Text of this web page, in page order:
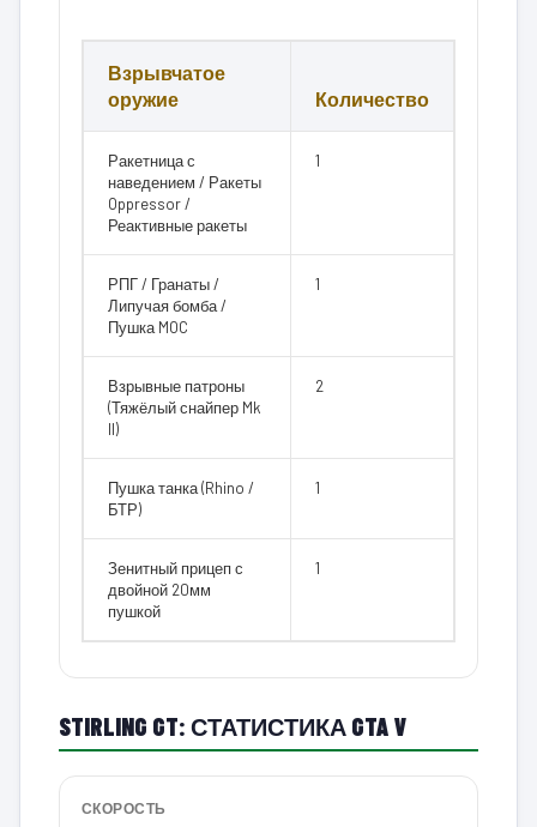
Взрывчатое
оружие
Количество
Ракетница с
наведением / Ракеты
Oppressor /
Реактивные ракеты
1
РПГ / Гранаты /
Липучая бомба /
Пушка MOC
1
Взрывные патроны
(Тяжёлый снайпер Mk
II)
2
Пушка танка (Rhino /
БТР)
1
Зенитный прицеп с
двойной 20мм
пушкой
1
STIRLING GT: СТАТИСТИКА GTA V
СКОРОСТЬ